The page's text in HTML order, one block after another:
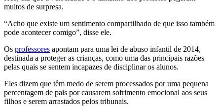
muitos de surpresa.
“Acho que existe um sentimento compartilhado de que isso também
pode acontecer comigo”, disse ele.
Os professores apontam para uma lei de abuso infantil de 2014,
destinada a proteger as crianças, como uma das principais razões
pelas quais se sentem incapazes de disciplinar os alunos.
Eles dizem que têm medo de serem processados por uma pequena
percentagem de pais por causarem sofrimento emocional aos seus
filhos e serem arrastados pelos tribunais.